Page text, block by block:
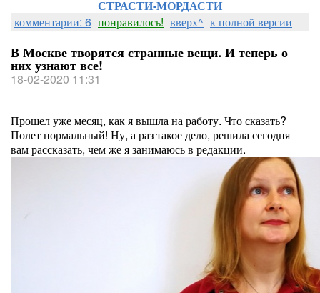
СТРАСТИ-МОРДАСТИ
комментарии: 6 понравилось! вверх^ к полной версии
В Москве творятся странные вещи. И теперь о
них узнают все!
18-02-2020 11:31
Прошел уже месяц, как я вышла на работу. Что сказать?
Полет нормальный! Ну, а раз такое дело, решила сегодня
вам рассказать, чем же я занимаюсь в редакции.